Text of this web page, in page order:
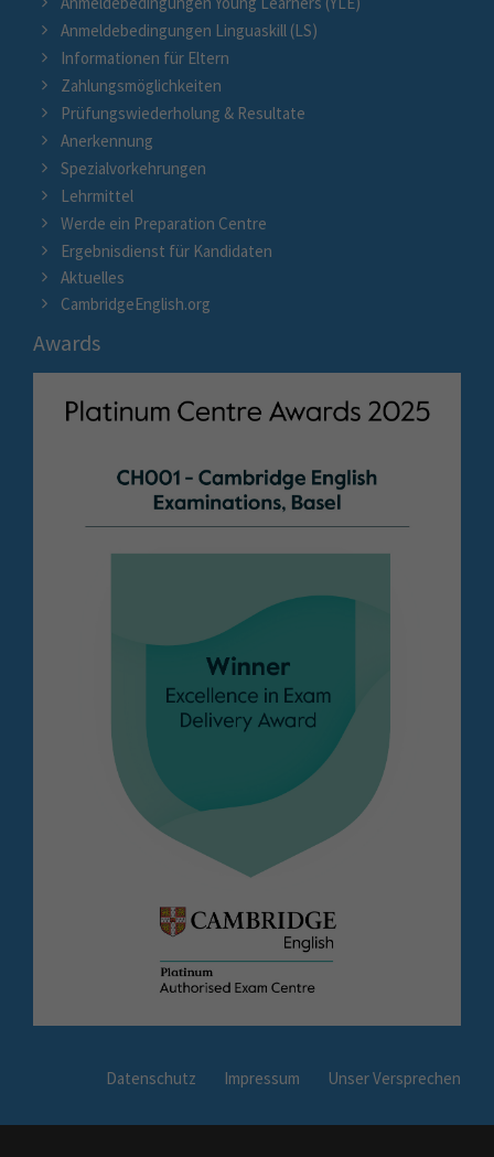
Anmeldebedingungen Linguaskill (LS)
Informationen für Eltern
Zahlungsmöglichkeiten
Prüfungswiederholung & Resultate
Anerkennung
Spezialvorkehrungen
Lehrmittel
Werde ein Preparation Centre
Ergebnisdienst für Kandidaten
Aktuelles
CambridgeEnglish.org
Awards
Datenschutz Impressum Unser Versprechen